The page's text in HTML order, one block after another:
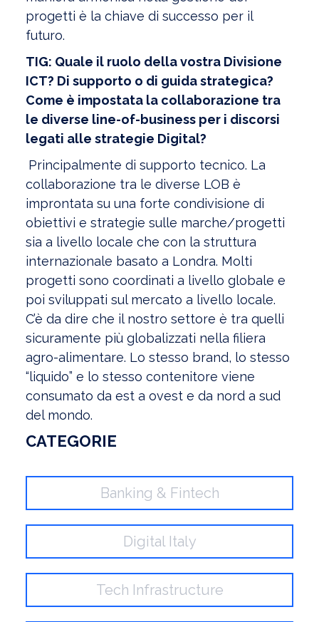
progetti è la chiave di successo per il
futuro.
TIG: Quale il ruolo della vostra Divisione
ICT? Di supporto o di guida strategica?
Come è impostata la collaborazione tra
le diverse line-of-business per i discorsi
legati alle strategie Digital?
Principalmente di supporto tecnico. La
collaborazione tra le diverse LOB è
improntata su una forte condivisione di
obiettivi e strategie sulle marche/progetti
sia a livello locale che con la struttura
internazionale basato a Londra. Molti
progetti sono coordinati a livello globale e
poi sviluppati sul mercato a livello locale.
C’è da dire che il nostro settore è tra quelli
sicuramente più globalizzati nella filiera
agro-alimentare. Lo stesso brand, lo stesso
“liquido” e lo stesso contenitore viene
consumato da est a ovest e da nord a sud
del mondo.
CATEGORIE
Banking & Fintech
Digital Italy
Tech Infrastructure